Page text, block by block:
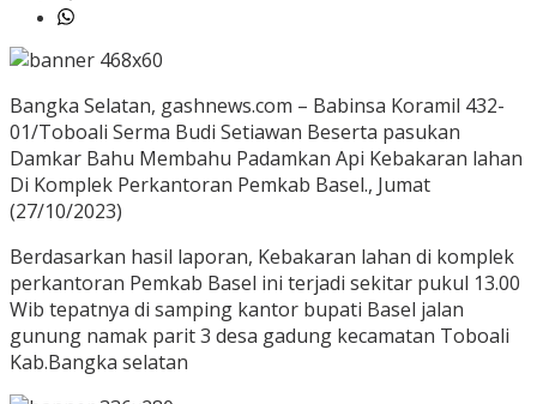
Bangka Selatan, gashnews.com – Babinsa Koramil 432-
01/Toboali Serma Budi Setiawan Beserta pasukan
Damkar Bahu Membahu Padamkan Api Kebakaran lahan
Di Komplek Perkantoran Pemkab Basel., Jumat
(27/10/2023)
Berdasarkan hasil laporan, Kebakaran lahan di komplek
perkantoran Pemkab Basel ini terjadi sekitar pukul 13.00
Wib tepatnya di samping kantor bupati Basel jalan
gunung namak parit 3 desa gadung kecamatan Toboali
Kab.Bangka selatan